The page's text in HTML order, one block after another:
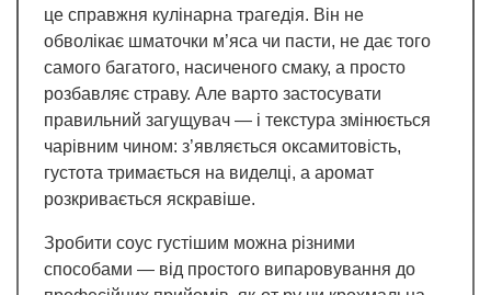
це справжня кулінарна трагедія. Він не
обволікає шматочки м’яса чи пасти, не дає того
самого багатого, насиченого смаку, а просто
розбавляє страву. Але варто застосувати
правильний загущувач — і текстура змінюється
чарівним чином: з’являється оксамитовість,
густота тримається на виделці, а аромат
розкривається яскравіше.
Зробити соус густішим можна різними
способами — від простого випаровування до